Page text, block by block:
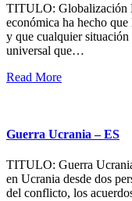
TITULO: Globalización
económica ha hecho que
y que cualquier situación
universal que…
Read More
Guerra Ucrania – ES
TITULO: Guerra
en Ucrania desde dos
del conflicto, los